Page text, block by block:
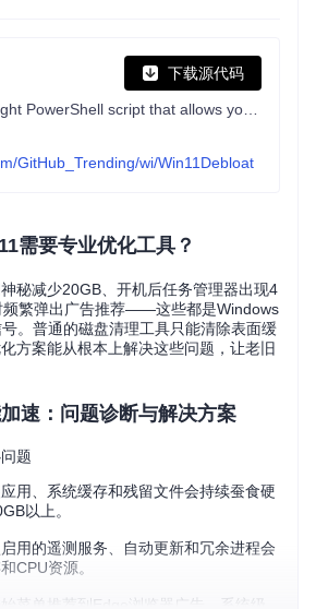
下载源代码
GitHub_Trending/wi/Win11Debloat
需要专业优化工具？
秘减少20GB、开机后任务管理器出现4
频繁弹出广告推荐——这些都是Windows
。普通的磁盘清理工具只能清除表面缓
方案能从根本上解决这些问题，让老旧
速：问题诊断与解决方案
题
应用、系统缓存和残留文件会持续蚕食硬
以上。
启用的遥测服务、自动更新和冗余进程会
CPU资源。
始菜单推荐到Edge浏览器广告，系统级